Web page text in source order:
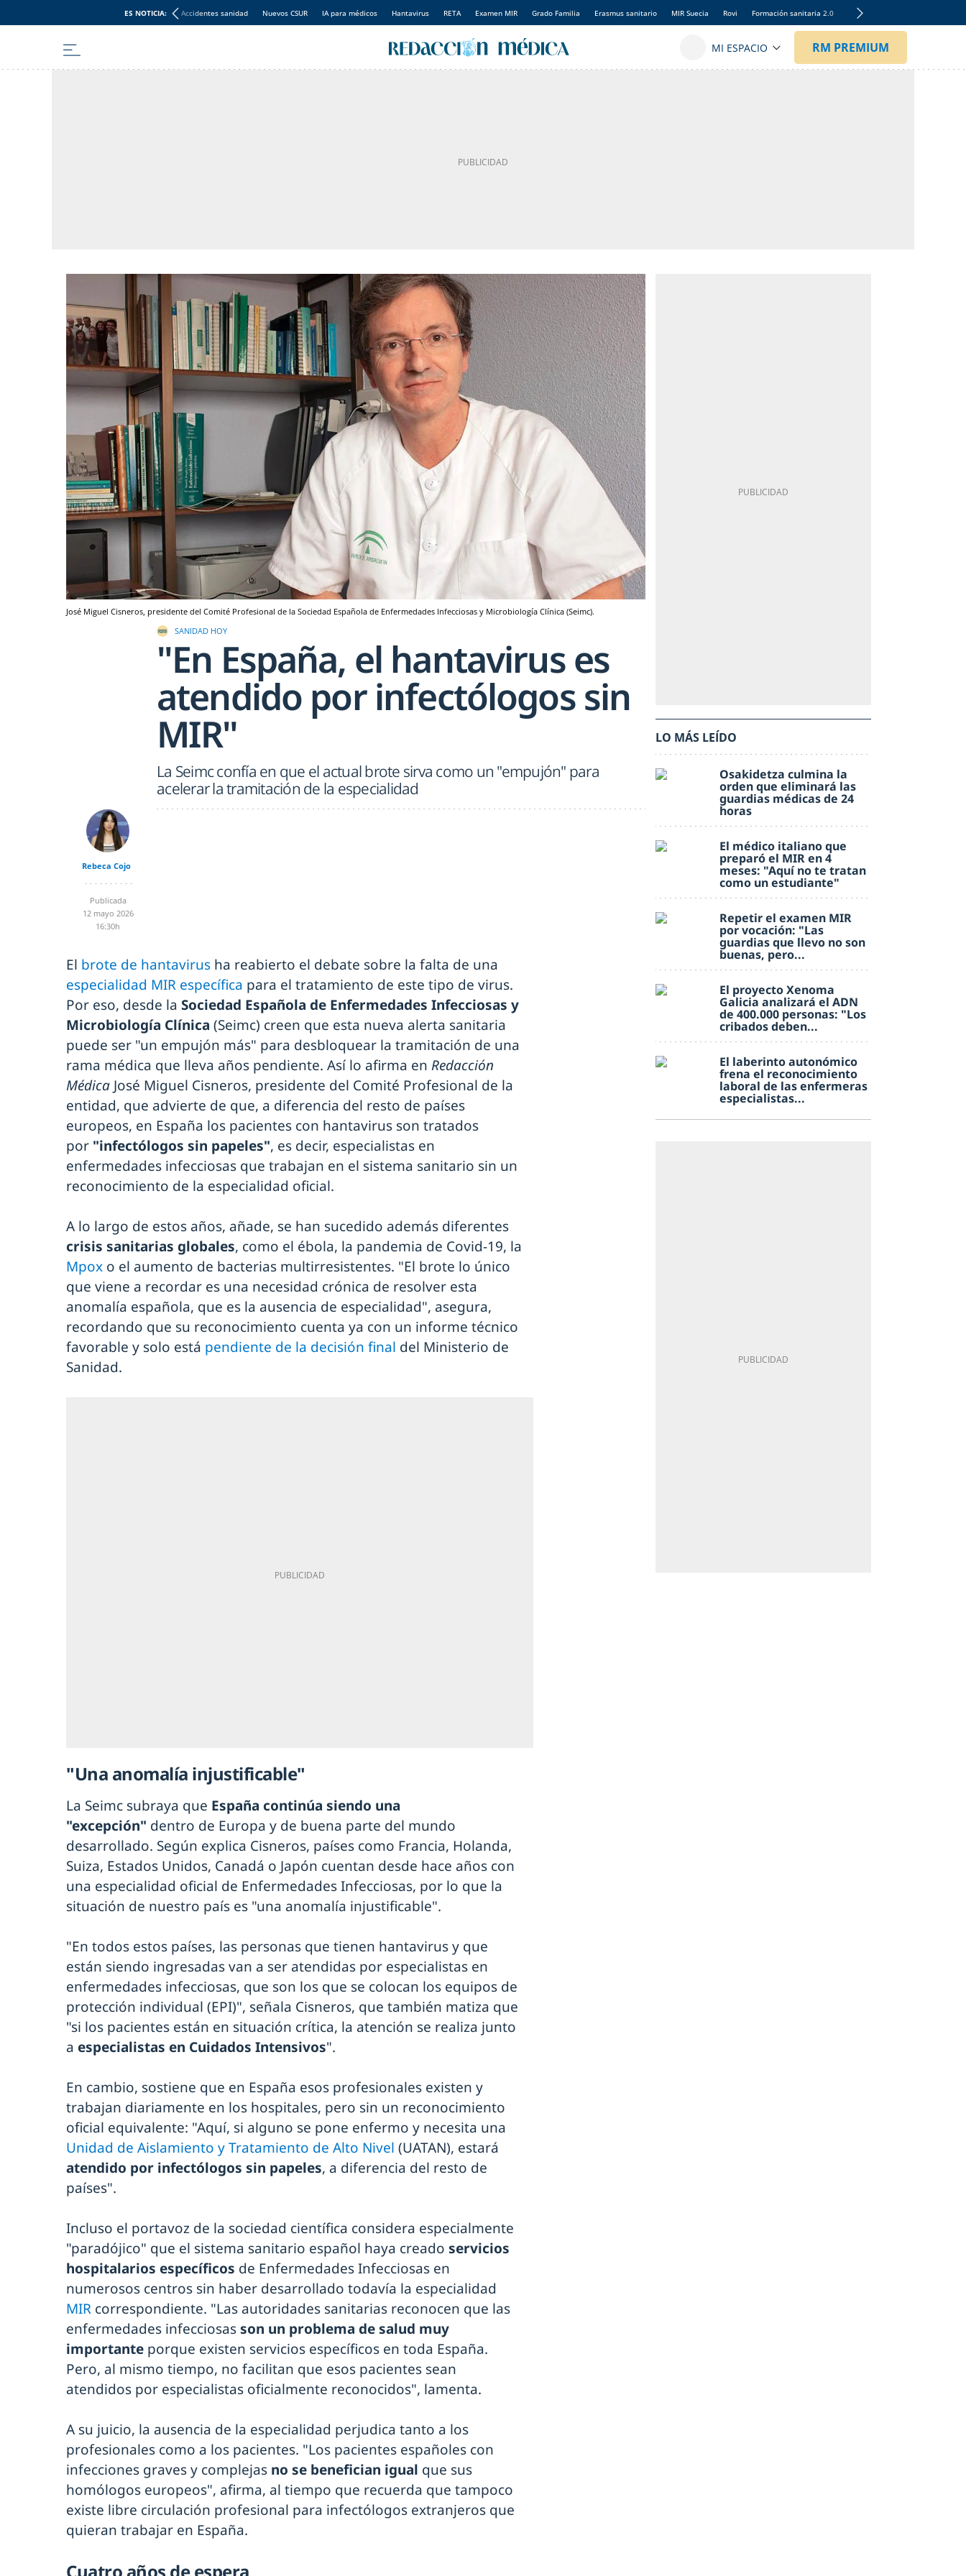
ES NOTICIA: Accidentes sanidad Nuevos CSUR IA para médicos Hantavirus RETA Examen MIR Grado Familia Erasmus sanitario MIR Suecia Rovi Formación sanitaria 2.0
José Miguel Cisneros, presidente del Comité Profesional de la Sociedad Española de Enfermedades Infecciosas y Microbiología Clínica (Seimc).
SANIDAD HOY
"En España, el hantavirus es
atendido por infectólogos sin
MIR"
La Seimc confía en que el actual brote sirva como un "empujón" para
acelerar la tramitación de la especialidad
Rebeca Cojo
Publicada
12 mayo 2026
16:30h
El brote de hantavirus ha reabierto el debate sobre la falta de una
especialidad MIR específica para el tratamiento de este tipo de virus.
Por eso, desde la Sociedad Española de Enfermedades Infecciosas y
Microbiología Clínica (Seimc) creen que esta nueva alerta sanitaria
puede ser "un empujón más" para desbloquear la tramitación de una
rama médica que lleva años pendiente. Así lo afirma en Redacción
Médica José Miguel Cisneros, presidente del Comité Profesional de la
entidad, que advierte de que, a diferencia del resto de países
europeos, en España los pacientes con hantavirus son tratados
por "infectólogos sin papeles", es decir, especialistas en
enfermedades infecciosas que trabajan en el sistema sanitario sin un
reconocimiento de la especialidad oficial.
A lo largo de estos años, añade, se han sucedido además diferentes
crisis sanitarias globales, como el ébola, la pandemia de Covid-19, la
Mpox o el aumento de bacterias multirresistentes. "El brote lo único
que viene a recordar es una necesidad crónica de resolver esta
anomalía española, que es la ausencia de especialidad", asegura,
recordando que su reconocimiento cuenta ya con un informe técnico
favorable y solo está pendiente de la decisión final del Ministerio de
Sanidad.
"Una anomalía injustificable"
La Seimc subraya que España continúa siendo una
"excepción" dentro de Europa y de buena parte del mundo
desarrollado. Según explica Cisneros, países como Francia, Holanda,
Suiza, Estados Unidos, Canadá o Japón cuentan desde hace años con
una especialidad oficial de Enfermedades Infecciosas, por lo que la
situación de nuestro país es "una anomalía injustificable".
"En todos estos países, las personas que tienen hantavirus y que
están siendo ingresadas van a ser atendidas por especialistas en
enfermedades infecciosas, que son los que se colocan los equipos de
protección individual (EPI)", señala Cisneros, que también matiza que
"si los pacientes están en situación crítica, la atención se realiza junto
a especialistas en Cuidados Intensivos".
En cambio, sostiene que en España esos profesionales existen y
trabajan diariamente en los hospitales, pero sin un reconocimiento
oficial equivalente: "Aquí, si alguno se pone enfermo y necesita una
Unidad de Aislamiento y Tratamiento de Alto Nivel (UATAN), estará
atendido por infectólogos sin papeles, a diferencia del resto de
países".
Incluso el portavoz de la sociedad científica considera especialmente
"paradójico" que el sistema sanitario español haya creado servicios
hospitalarios específicos de Enfermedades Infecciosas en
numerosos centros sin haber desarrollado todavía la especialidad
MIR correspondiente. "Las autoridades sanitarias reconocen que las
enfermedades infecciosasson un problema de salud muy
importante porque existen servicios específicos en toda España.
Pero, al mismo tiempo, no facilitan que esos pacientes sean
atendidos por especialistas oficialmente reconocidos", lamenta.
A su juicio, la ausencia de la especialidad perjudica tanto a los
profesionales como a los pacientes. "Los pacientes españoles con
infecciones graves y complejas no se benefician igual que sus
homólogos europeos", afirma, al tiempo que recuerda que tampoco
existe libre circulación profesional para infectólogos extranjeros que
quieran trabajar en España.
LO MÁS LEÍDO
Osakidetza culmina la
orden que eliminará las
guardias médicas de 24
horas
El médico italiano que
preparó el MIR en 4
meses: "Aquí no te tratan
como un estudiante"
Repetir el examen MIR
por vocación: "Las
guardias que llevo no son
buenas, pero...
El proyecto Xenoma
Galicia analizará el ADN
de 400.000 personas: "Los
cribados deben...
El laberinto autonómico
frena el reconocimiento
laboral de las enfermeras
especialistas...